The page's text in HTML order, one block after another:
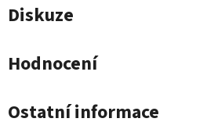
Diskuze
Hodnocení
Ostatní informace